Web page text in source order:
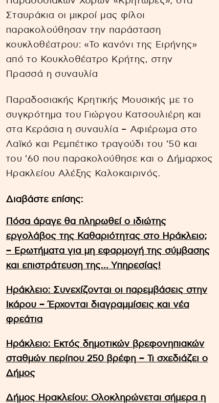
Σταυράκια οι μικροί μας φίλοι
παρακολούθησαν την παράσταση
κουκλοθέατρου: «Το κανόνι της Ειρήνης»
από το Κουκλοθέατρο Κρήτης, στην
Πρασσά η συναυλία
Παραδοσιακής Κρητικής Μουσικής με το
συγκρότημα του Γιώργου Κατσουλιέρη και
στα Κεράσια η συναυλία – Αφιέρωμα στο
Λαϊκό και Ρεμπέτικο τραγούδι του ’50 και
του ’60 που παρακολούθησε και ο Δήμαρχος
Ηρακλείου Αλέξης Καλοκαιρινός.
Διαβάστε επίσης:
Πόσα άραγε θα πληρωθεί ο ιδιώτης
εργολάβος της Καθαριότητας στο Ηράκλειο;
– Ερωτήματα για μη εφαρμογή της σύμβασης
και επιστράτευση της… Υπηρεσίας!
Ηράκλειο: Συνεχίζονται οι παρεμβάσεις στην
Ικάρου – Έρχονται διαγραμμίσεις και νέα
φρεάτια
Ηράκλειο: Εκτός δημοτικών βρεφονηπιακών
σταθμών περίπου 250 βρέφη – Τι σχεδιάζει ο
Δήμος
Δήμος Ηρακλείου: Ολοκληρώνεται σήμερα η